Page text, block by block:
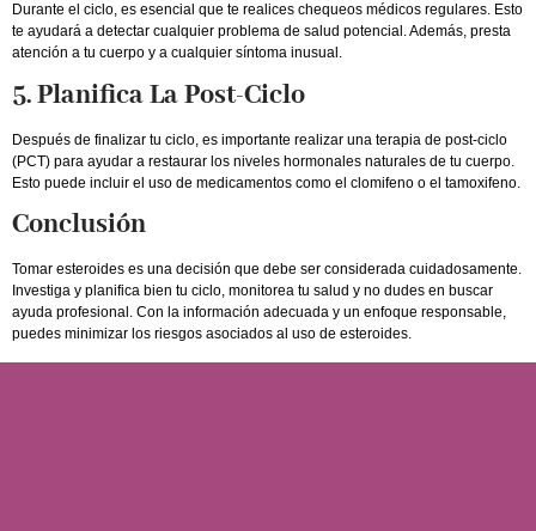
Durante el ciclo, es esencial que te realices chequeos médicos regulares. Esto
te ayudará a detectar cualquier problema de salud potencial. Además, presta
atención a tu cuerpo y a cualquier síntoma inusual.
5. Planifica La Post-Ciclo
Después de finalizar tu ciclo, es importante realizar una terapia de post-ciclo
(PCT) para ayudar a restaurar los niveles hormonales naturales de tu cuerpo.
Esto puede incluir el uso de medicamentos como el clomifeno o el tamoxifeno.
Conclusión
Tomar esteroides es una decisión que debe ser considerada cuidadosamente.
Investiga y planifica bien tu ciclo, monitorea tu salud y no dudes en buscar
ayuda profesional. Con la información adecuada y un enfoque responsable,
puedes minimizar los riesgos asociados al uso de esteroides.